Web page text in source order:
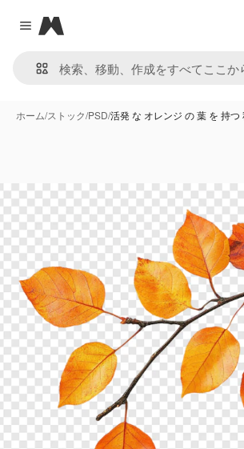
Close menu
Magnific
ホーム/ストック/PSD/活発 な オレンジ の 葉 を 持